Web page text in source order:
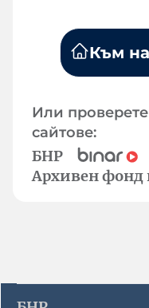
Към
Или
сайтове:
БНР
Архивен фонд